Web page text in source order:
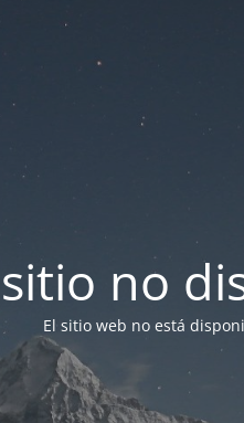
no
El sitio web no está